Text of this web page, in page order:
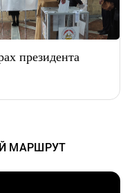
президента
МАРШРУТ